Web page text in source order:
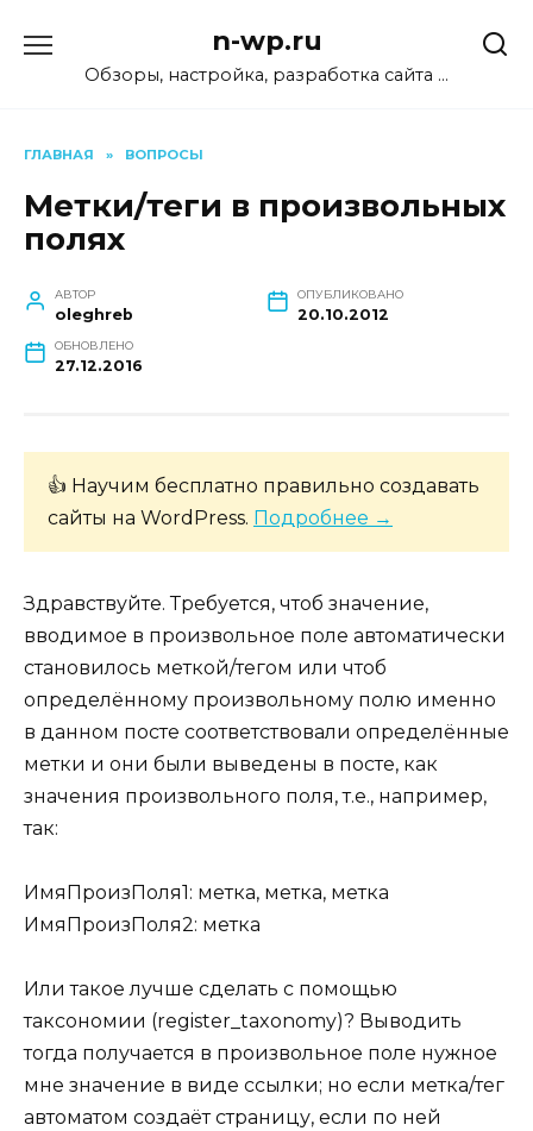
содержанию
n-wp.ru
Обзоры, настройка, разработка сайта …
ГЛАВНАЯ » ВОПРОСЫ
Метки/теги в произвольных
полях
АВТОР
oleghreb
ОПУБЛИКОВАНО
20.10.2012
ОБНОВЛЕНО
27.12.2016
👍 Научим бесплатно правильно создавать
сайты на WordPress. Подробнее →
Здравствуйте. Требуется, чтоб значение,
вводимое в произвольное поле автоматически
становилось меткой/тегом или чтоб
определённому произвольному полю именно
в данном посте соответствовали определённые
метки и они были выведены в посте, как
значения произвольного поля, т.е., например,
так:
ИмяПроизПоля1: метка, метка, метка
ИмяПроизПоля2: метка
Или такое лучше сделать с помощью
таксономии (register_taxonomy)? Выводить
тогда получается в произвольное поле нужное
мне значение в виде ссылки; но если метка/тег
автоматом создаёт страницу, если по ней